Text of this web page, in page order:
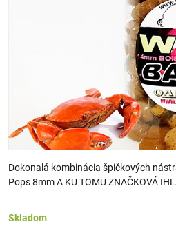
Dokonalá kombinácia špičkových
Pops 8mm A KU TOMU ZNAČKOVÁ
Skladom